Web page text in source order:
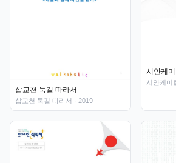
삽교천 둑길 따라서
삽교천 둑길 따라서 · 2019
시안케
시안케미